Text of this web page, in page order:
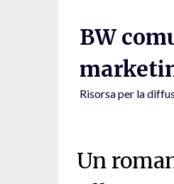
BW
Risorsa per la
Un